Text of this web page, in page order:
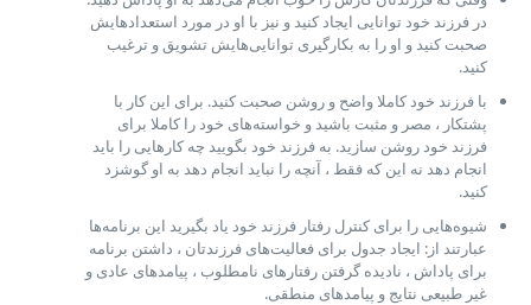
در فرزند خود توانایی ایجاد کنید و نیز با او در مورد استعدادهایش
صحبت کنید و او را به بکارگیری توانایی‌هایش تشویق و ترغیب
کنید.
با فرزند خود کاملا واضح و روشن صحبت کنید. برای این کار با
پشتکار ، مصر و مثبت باشید و خواسته‌های خود را کاملا برای
فرزند خود روشن سازید. به فرزند خود بگویید چه کارهایی را باید
انجام دهد نه این که فقط ، آنچه را نباید انجام دهد به او گوشزد
کنید.
شیوه‌هایی را برای کنترل رفتار فرزند خود یاد بگیرید این برنامه‌ها
عبارتند از: ایجاد جدول برای فعالیت‌های فرزندتان ، داشتن برنامه
برای پاداش ، نادیده گرفتن رفتارهای نامطلوب ، پیامدهای عادی و
غیر طبیعی نتایج و پیامدهای منطقی.